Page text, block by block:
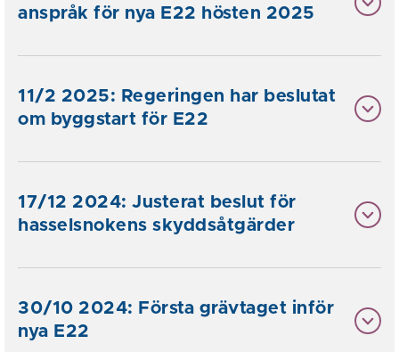
anspråk för nya E22 hösten 2025
11/2 2025: Regeringen har beslutat
om byggstart för E22
17/12 2024: Justerat beslut för
hasselsnokens skyddsåtgärder
30/10 2024: Första grävtaget inför
nya E22